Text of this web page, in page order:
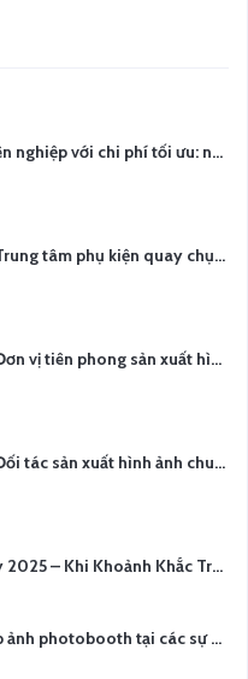
Làm MV chuyên nghiệp với chi phí tối ưu: nên chọn quay thực tế hay video AI?
YCN MEDIA – Trung tâm phụ kiện quay chụp tại Hà Nội
YCN MEDIA – Đơn vị tiên phong sản xuất hình ảnh & âm thanh bằng AI tại Hà Nội
YCN MEDIA – Đối tác sản xuất hình ảnh chuyên nghiệp cho doanh nghiệp tại Hà Nội
Year End Party 2025 – Khi Khoảnh Khắc Trở Thành Dấu Ấn | Gói Ưu Đãi Tháng 12 Từ YCN Media
Xu hướng chụp ảnh photobooth tại các sự kiện hiện nay